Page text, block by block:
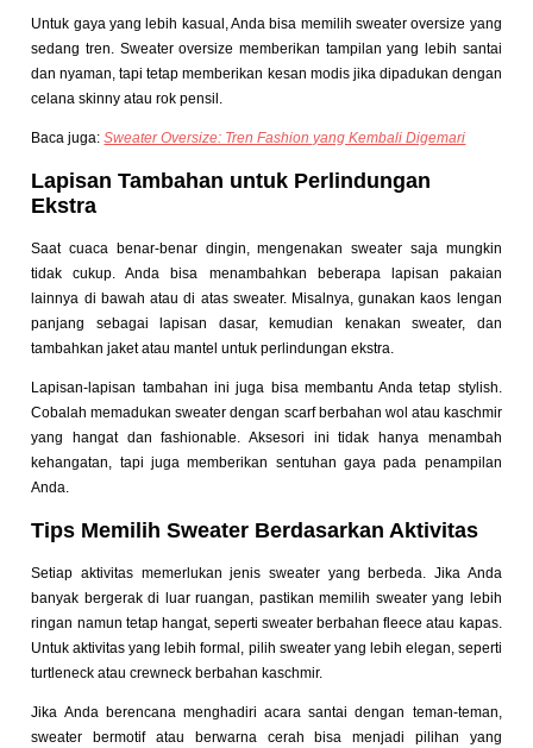
Untuk gaya yang lebih kasual, Anda bisa memilih sweater oversize yang
sedang tren. Sweater oversize memberikan tampilan yang lebih santai
dan nyaman, tapi tetap memberikan kesan modis jika dipadukan dengan
celana skinny atau rok pensil.
Baca juga:Sweater Oversize: Tren Fashion yang Kembali Digemari
Lapisan Tambahan untuk Perlindungan
Ekstra
Saat cuaca benar-benar dingin, mengenakan sweater saja mungkin
tidak cukup. Anda bisa menambahkan beberapa lapisan pakaian
lainnya di bawah atau di atas sweater. Misalnya, gunakan kaos lengan
panjang sebagai lapisan dasar, kemudian kenakan sweater, dan
tambahkan jaket atau mantel untuk perlindungan ekstra.
Lapisan-lapisan tambahan ini juga bisa membantu Anda tetap stylish.
Cobalah memadukan sweater dengan scarf berbahan wol atau kaschmir
yang hangat dan fashionable. Aksesori ini tidak hanya menambah
kehangatan, tapi juga memberikan sentuhan gaya pada penampilan
Anda.
Tips Memilih Sweater Berdasarkan Aktivitas
Setiap aktivitas memerlukan jenis sweater yang berbeda. Jika Anda
banyak bergerak di luar ruangan, pastikan memilih sweater yang lebih
ringan namun tetap hangat, seperti sweater berbahan fleece atau kapas.
Untuk aktivitas yang lebih formal, pilih sweater yang lebih elegan, seperti
turtleneck atau crewneck berbahan kaschmir.
Jika Anda berencana menghadiri acara santai dengan teman-teman,
sweater bermotif atau berwarna cerah bisa menjadi pilihan yang